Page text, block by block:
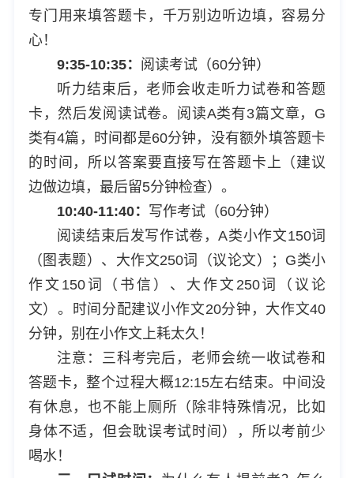
专门用来填答题卡，千万别边听边填，容易分
心！
9:35-10:35： 阅读考试（60分钟）
听力结束后，老师会收走听力试卷和答题
卡，然后发阅读试卷。阅读A类有3篇文章，G
类有4篇，时间都是60分钟，没有额外填答题卡
的时间，所以答案要直接写在答题卡上（建议
边做边填，最后留5分钟检查）。
10:40-11:40： 写作考试（60分钟）
阅读结束后发写作试卷，A类小作文150词
（图表题）、大作文250词（议论文）；G类小
作文150词（书信）、大作文250词（议论
文）。时间分配建议小作文20分钟，大作文40
分钟，别在小作文上耗太久！
注意：三科考完后，老师会统一收试卷和
答题卡，整个过程大概12:15左右结束。中间没
有休息，也不能上厕所（除非特殊情况，比如
身体不适，但会耽误考试时间），所以考前少
喝水！